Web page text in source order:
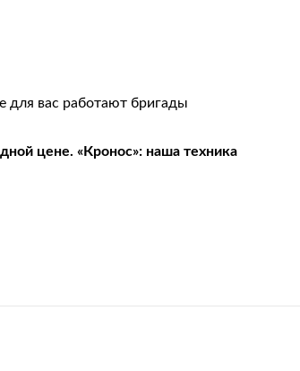
для вас работают бригады
цене. «Кронос»: наша техника